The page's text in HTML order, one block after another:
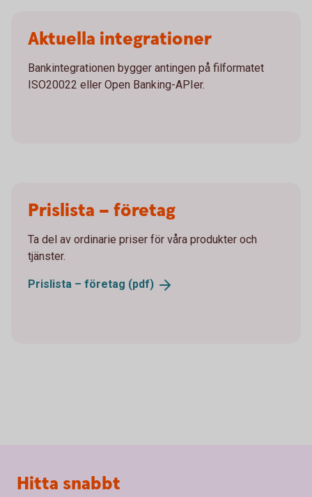
Aktuella integrationer
Bankintegrationen bygger antingen på filformatet
ISO20022 eller Open Banking-APIer.
Prislista – företag
Ta del av ordinarie priser för våra produkter och
tjänster.
Prislista – företag (pdf)
Sidfot
Hitta snabbt